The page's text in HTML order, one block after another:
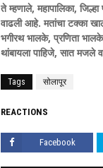
ते म्हणाले, महापालिका,
वाढली आहे. मतांचा टक्का
भगीरथ भालके, प्रणिता
थांबायला पाहिजे, सात मजले
Tags सोलापूर
REACTIONS
Facebook